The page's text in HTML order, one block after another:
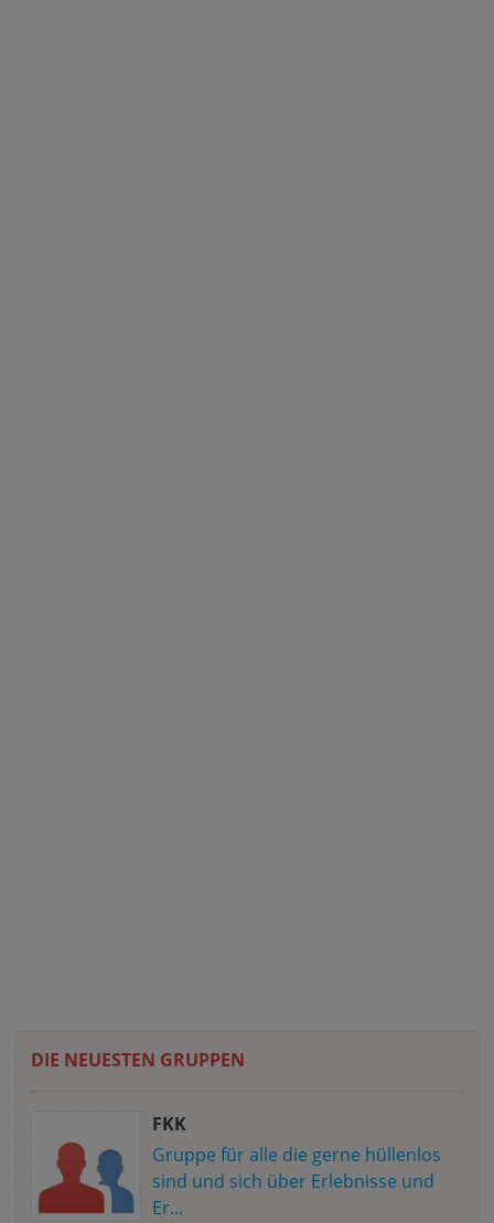
DIE NEUESTEN GRUPPEN
FKK
Gruppe für alle die gerne hüllenlos
sind und sich über Erlebnisse und
Er...